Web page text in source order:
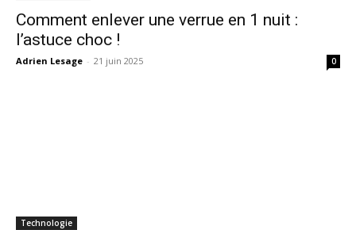
Comment enlever une verrue en 1 nuit :
l’astuce choc !
Adrien Lesage - 21 juin 2025 0
Technologie